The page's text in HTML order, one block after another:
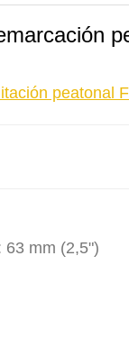
peatonal
63 mm (2,5")